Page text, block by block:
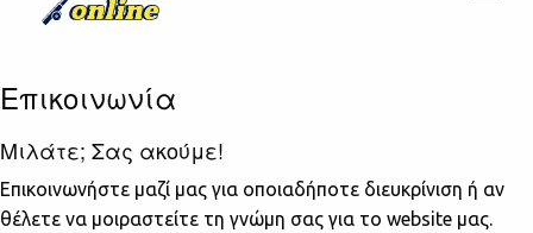
Επικοινωνία
Μιλάτε; Σας ακούμε!
Επικοινωνήστε μαζί μας για οποιαδήποτε διευκρίνιση ή αν
θέλετε να μοιραστείτε τη γνώμη σας για το website μας.